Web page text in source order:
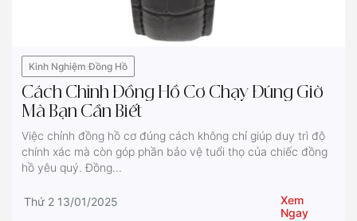
Kinh Nghiệm Đồng Hồ
Cách Chỉnh Đồng Hồ Cơ Chạy Đúng Giờ
Mà Bạn Cần Biết
Việc chỉnh đồng hồ cơ đúng cách không chỉ giúp duy trì độ
chính xác mà còn góp phần bảo vệ tuổi thọ của chiếc đồng
hồ yêu quý. Đồng...
Thứ 2 13/01/2025
Xem
Ngay